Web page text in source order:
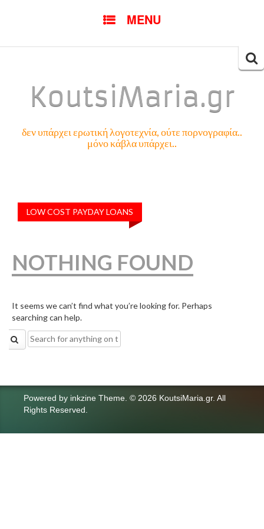
MENU
KoutsiMaria.gr
δεν υπάρχει ερωτική λογοτεχνία, ούτε πορνογραφία..
μόνο κάβλα υπάρχει..
LOW COST PAYDAY LOANS
NOTHING FOUND
It seems we can’t find what you’re looking for. Perhaps
searching can help.
Search
for:
Powered by inkzine Theme © 2026 KoutsiMaria.gr. All
Rights Reserved.